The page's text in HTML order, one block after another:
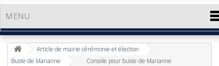
MENU
Article de mairie cérémonie et élection
Buste de Marianne
Console pour buste de Marianne